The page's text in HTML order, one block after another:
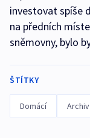
investovat spíše
na předních
sněmovny, bylo
ŠTÍTKY
Domácí Archiv